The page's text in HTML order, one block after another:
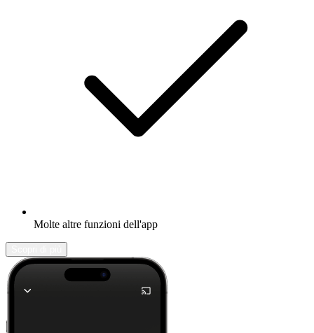
Molte altre funzioni dell'app